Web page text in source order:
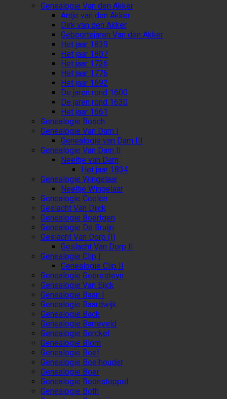
Genealogie Van den Akker
Antje van den Akker
Dirk van den Akker
Geboortejaren Van den Akker
Het jaar 1839
Het jaar 1807
Het jaar 1726
Het jaar 1776
Het jaar 1692
De jaren rond 1600
De jaren rond 1630
Het jaar 1661
Genealogie Bosch
Genealogie Van Dam I
Genealogie van Dam III
Genealogie Van Dam II
Neeltje van Dam
Het jaar 1834
Genealogie Wingelaar
Neeltje Wingelaar
Genealogie Ceelen
Geslacht Van Dijck
Genealogie Boertgen
Genealogie De Bruijn
Geslacht Van Dorp (I)
Geslacht Van Dorp II
Genealogie Clip I
Genealogie Clip II
Genealogie Geeresteyn
Genealogie Van Eijck
Genealogie Baan I
Genealogie Baardwijk
Genealogie Back
Genealogie Barreveld
Genealogie Berckel
Genealogie Blom
Genealogie Boef
Genealogie Boelhouder
Genealogie Boer
Genealogie Boonstoppel
Genealogie Both